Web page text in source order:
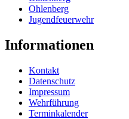
Ohlenberg
Jugendfeuerwehr
Informationen
Kontakt
Datenschutz
Impressum
Wehrführung
Terminkalender